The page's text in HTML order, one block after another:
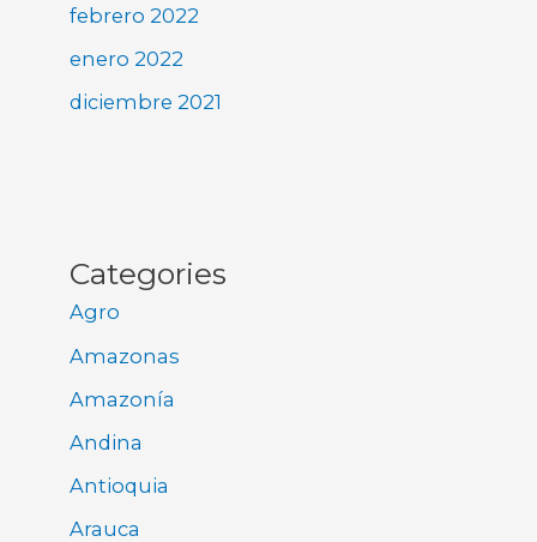
febrero 2022
enero 2022
diciembre 2021
Categories
Agro
Amazonas
Amazonía
Andina
Antioquia
Arauca